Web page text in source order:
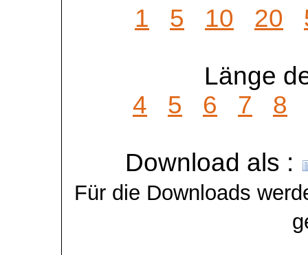
1
5 10 20
Länge
4
5 6 7 8
Download als :
Für die Downloads